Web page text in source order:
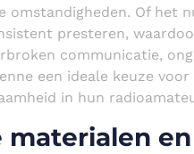
omstandigheden. Of het
presteren,
communicatie,
een ideale keuze
in hun
materialen